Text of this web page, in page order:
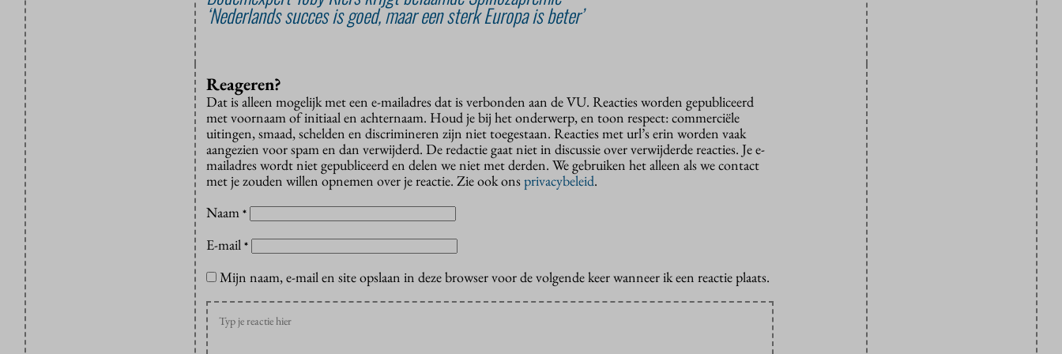
‘Nederlands succes is goed, maar een sterk Europa is beter’
Reageren?
Dat is alleen mogelijk met een e-mailadres dat is verbonden aan de VU. Reacties worden gepubliceerd
met voornaam of initiaal en achternaam. Houd je bij het onderwerp, en toon respect: commerciële
uitingen, smaad, schelden en discrimineren zijn niet toegestaan. Reacties met url’s erin worden vaak
aangezien voor spam en dan verwijderd. De redactie gaat niet in discussie over verwijderde reacties. Je e-
mailadres wordt niet gepubliceerd en delen we niet met derden. We gebruiken het alleen als we contact
met je zouden willen opnemen over je reactie. Zie ook onsprivacybeleid.
Naam *
E-mail *
Mijn naam, e-mail en site opslaan in deze browser voor de volgende keer wanneer ik een reactie plaats.